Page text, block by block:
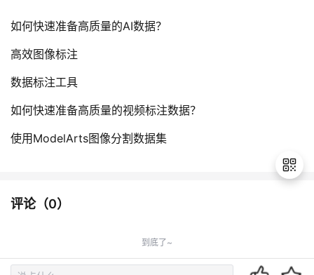
如何快速准备高质量的AI数据？
高效图像标注
数据标注工具
如何快速准备高质量的视频标注数据？
使用ModelArts图像分割数据集
评论（0）
到底了~